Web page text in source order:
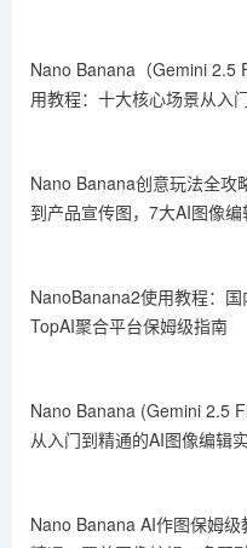
Nano Banana（Gemini 2.5
用教程：十大核心场景从入
Nano Banana创意玩法全攻
到产品宣传图，7大AI图像
NanoBanana2使用教程：
TopAI聚合平台保姆级指南
Nano Banana (Gemini 2.5
从入门到精通的AI图像编辑
Nano Banana AI作图保姆级